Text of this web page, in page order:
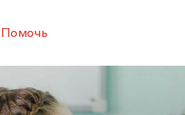
Помочь